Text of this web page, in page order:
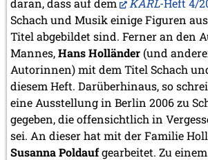
daran, dass auf dem KARL-Heft 4/
Schach und Musik einige Figuren
Titel abgebildet sind. Ferner an den
Mannes,Hans Holländer(und
Autorinnen) mit dem Titel Schach
diesem Heft. Darüberhinaus, so
eine Ausstellung in Berlin 2006 zu
gegeben, die offensichtlich in
sei. An dieser hat mit der Familie
Susanna Poldaufgearbeitet. Zu